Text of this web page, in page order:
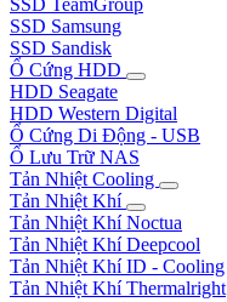
SSD Samsung
SSD Sandisk
Ổ Cứng HDD
HDD Seagate
HDD Western Digital
Ổ Cứng Di Động - USB
Ổ Lưu Trữ NAS
Tản Nhiệt Cooling
Tản Nhiệt Khí
Tản Nhiệt Khí Noctua
Tản Nhiệt Khí Deepcool
Tản Nhiệt Khí ID - Cooling
Tản Nhiệt Khí Thermalright